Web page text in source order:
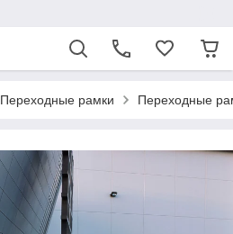
Переходные рамки Переходные